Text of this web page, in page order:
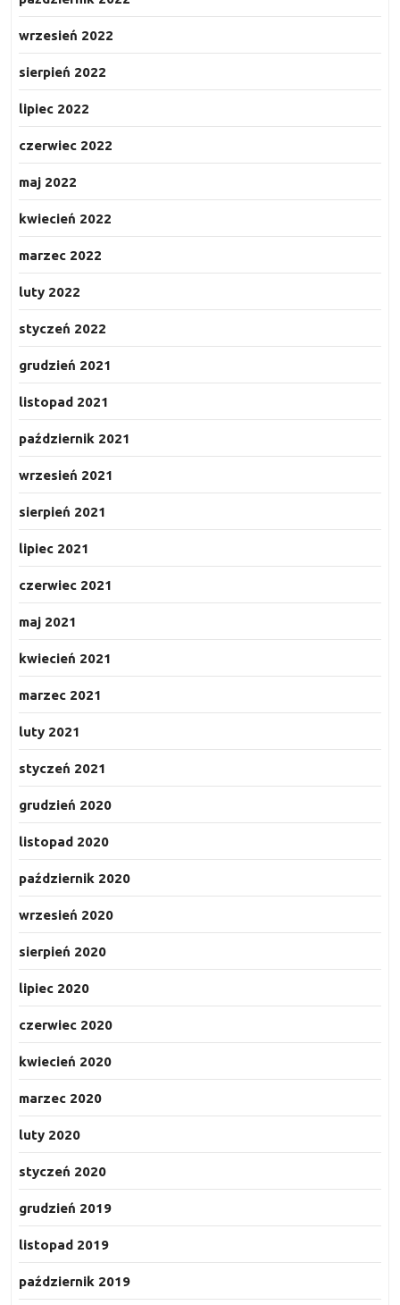
wrzesień 2022
sierpień 2022
lipiec 2022
czerwiec 2022
maj 2022
kwiecień 2022
marzec 2022
luty 2022
styczeń 2022
grudzień 2021
listopad 2021
październik 2021
wrzesień 2021
sierpień 2021
lipiec 2021
czerwiec 2021
maj 2021
kwiecień 2021
marzec 2021
luty 2021
styczeń 2021
grudzień 2020
listopad 2020
październik 2020
wrzesień 2020
sierpień 2020
lipiec 2020
czerwiec 2020
kwiecień 2020
marzec 2020
luty 2020
styczeń 2020
grudzień 2019
listopad 2019
październik 2019